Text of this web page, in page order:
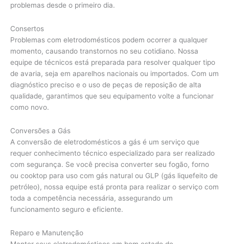
problemas desde o primeiro dia.
Consertos
Problemas com eletrodomésticos podem ocorrer a qualquer
momento, causando transtornos no seu cotidiano. Nossa
equipe de técnicos está preparada para resolver qualquer tipo
de avaria, seja em aparelhos nacionais ou importados. Com um
diagnóstico preciso e o uso de peças de reposição de alta
qualidade, garantimos que seu equipamento volte a funcionar
como novo.
Conversões a Gás
A conversão de eletrodomésticos a gás é um serviço que
requer conhecimento técnico especializado para ser realizado
com segurança. Se você precisa converter seu fogão, forno
ou cooktop para uso com gás natural ou GLP (gás liquefeito de
petróleo), nossa equipe está pronta para realizar o serviço com
toda a competência necessária, assegurando um
funcionamento seguro e eficiente.
Reparo e Manutenção